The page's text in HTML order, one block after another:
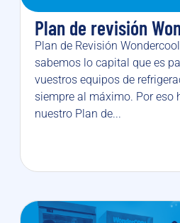
Plan de revisión
Plan de Revisión
sabemos lo capital que es
vuestros equipos de
siempre al máximo. Por eso
nuestro Plan de...